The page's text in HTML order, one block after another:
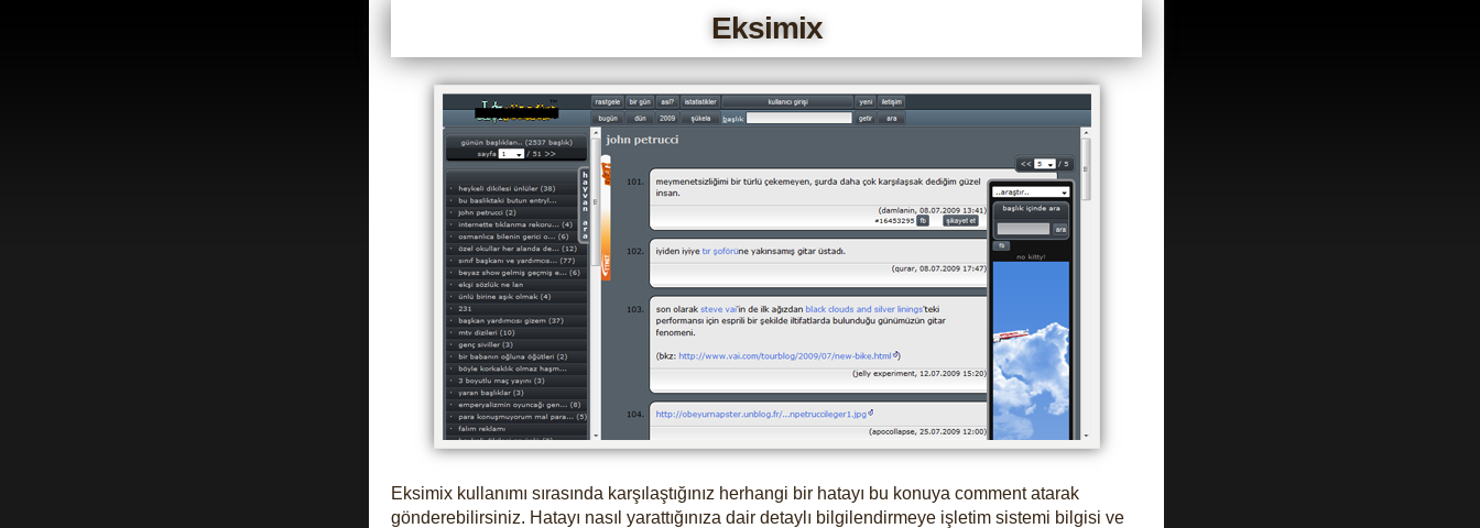
Eksimix
Eksimix kullanımı sırasında karşılaştığınız herhangi bir hatayı bu konuya comment atarak
gönderebilirsiniz. Hatayı nasıl yarattığınıza dair detaylı bilgilendirmeye işletim sistemi bilgisi ve